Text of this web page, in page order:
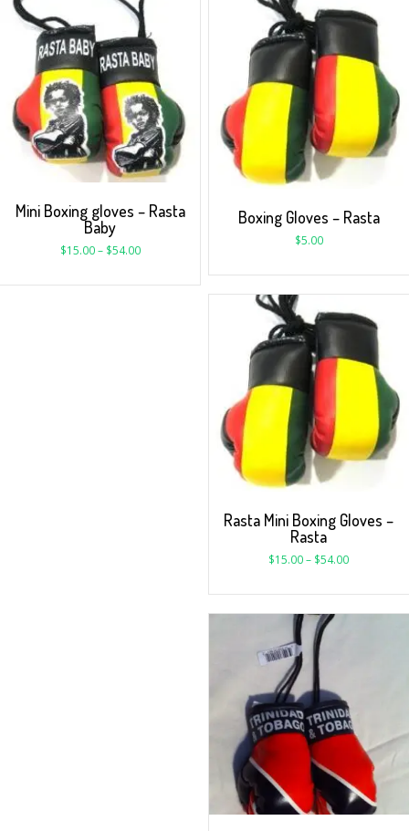
Mini Boxing gloves – Rasta
Baby
$15.00– $54.00
Boxing Gloves – Rasta
$5.00
Rasta Mini Boxing Gloves –
Rasta
$15.00– $54.00